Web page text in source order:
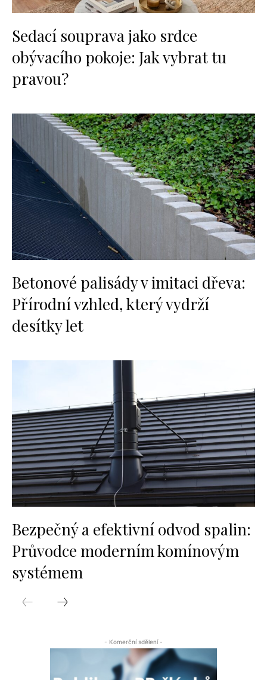
Sedací souprava jako srdce
obývacího pokoje: Jak vybrat tu
pravou?
Betonové palisády v imitaci dřeva:
Přírodní vzhled, který vydrží
desítky let
Bezpečný a efektivní odvod spalin:
Průvodce moderním komínovým
systémem
- Komerční sdělení -